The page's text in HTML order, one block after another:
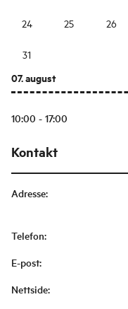
24 25 26
31
07. august
10:00 - 17:00
Kontakt
Adresse:
Telefon:
E-post:
Nettside: